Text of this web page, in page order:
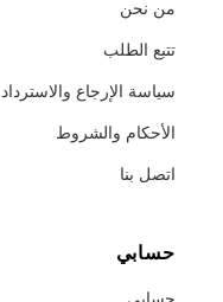
من نحن
تتبع الطلب
سياسة الإرجاع والاسترداد
الأحكام والشروط
اتصل بنا
حسابي